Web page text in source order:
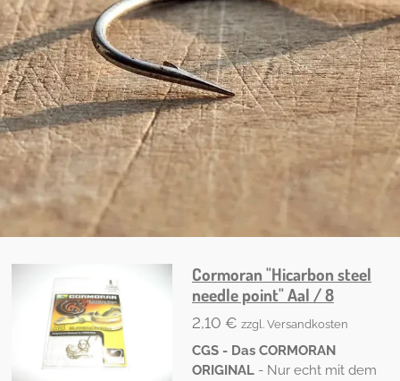
Cormoran "Hicarbon steel
needle point" Aal / 8
2,10 € zzgl. Versandkosten
CGS - Das CORMORAN
ORIGINAL - Nur echt mit dem